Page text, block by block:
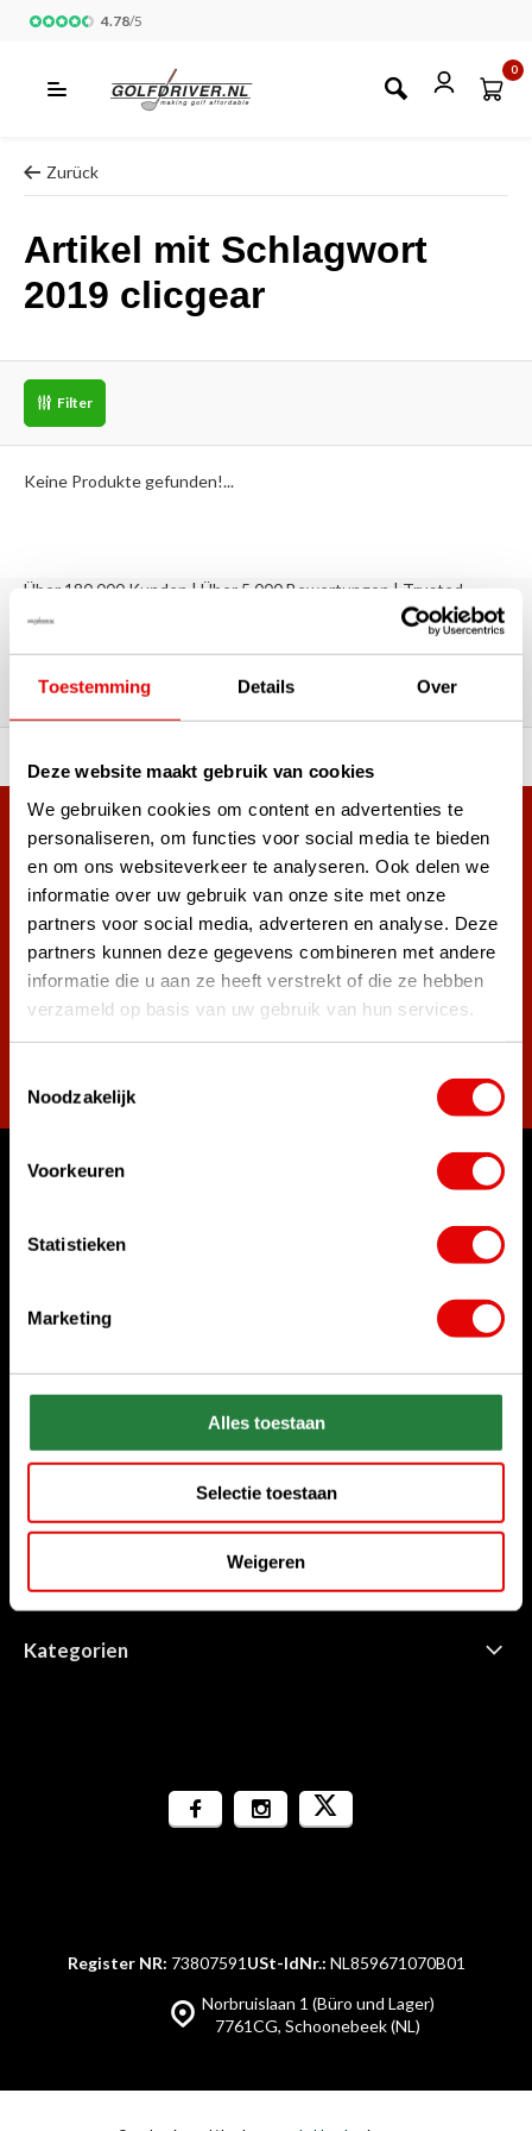
Toestemming Details Over
Deze website maakt gebruik van cookies
We gebruiken cookies om content en advertenties te
personaliseren, om functies voor social media te bieden
en om ons websiteverkeer te analyseren. Ook delen we
informatie over uw gebruik van onze site met onze
partners voor social media, adverteren en analyse. Deze
partners kunnen deze gegevens combineren met andere
informatie die u aan ze heeft verstrekt of die ze hebben
verzameld op basis van uw gebruik van hun services.
Noodzakelijk
Voorkeuren
Statistieken
Marketing
Alles toestaan
Selectie toestaan
Weigeren
4.78/5
0
Zurück
Artikel mit Schlagwort
2019 clicgear
Filter
Keine Produkte gefunden!...
Über 180.000 Kunden | Über 5.000 Bewertungen | Trusted
Bewertungen: Das sagen unsere
Kunden
Mehr als 38.000 Kunden haben sich bereits
angemeldet.
Melde dich für den Newsletter an und verpasse nie wieder
die besten Golfangebote!
Rufen Sie uns an
Chatten Sie mit uns
Senden Sie uns eine E-Mail
sales@golfdriver.nl
Kundenservice
Informationen
Kategorien
Norbruislaan 1 (Büro und Lager)
7761CG, Schoonebeek (NL)
Register NR: 73807591 USt-IdNr.: NL859671070B01